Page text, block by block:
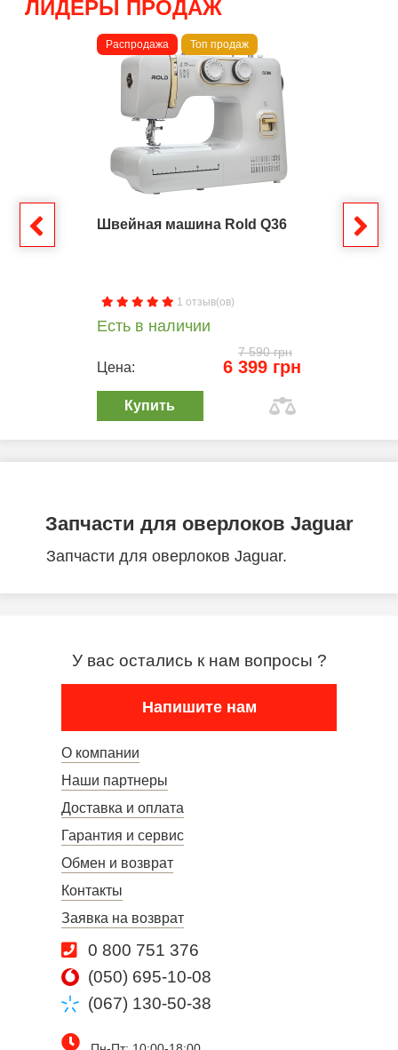
ЛИДЕРЫ ПРОДАЖ
Распродажа Топ продаж
Швейная машина Rold Q36
1 отзыв(ов)
Есть в наличии
7 590 грн
Цена: 6 399 грн
Купить
Запчасти для оверлоков Jaguar
Запчасти для оверлоков Jaguar.
У вас остались к нам вопросы ?
Напишите нам
О компании
Наши партнеры
Доставка и оплата
Гарантия и сервис
Обмен и возврат
Контакты
Заявка на возврат
0 800 751 376
(050) 695-10-08
(067) 130-50-38